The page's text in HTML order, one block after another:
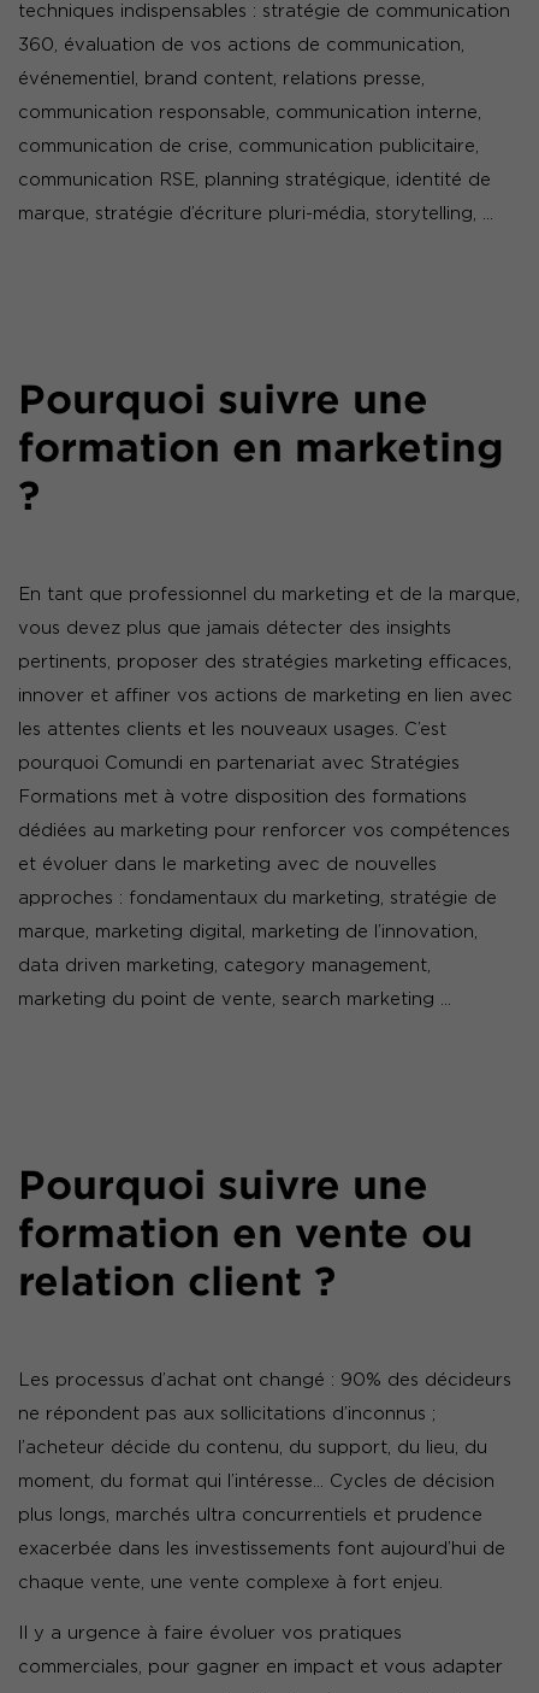
techniques indispensables : stratégie de communication
360, évaluation de vos actions de communication,
événementiel, brand content, relations presse,
communication responsable, communication interne,
communication de crise, communication publicitaire,
communication RSE, planning stratégique, identité de
marque, stratégie d’écriture pluri-média, storytelling, …
Pourquoi suivre une
formation en marketing
?
En tant que professionnel du marketing et de la marque,
vous devez plus que jamais détecter des insights
pertinents, proposer des stratégies marketing efficaces,
innover et affiner vos actions de marketing en lien avec
les attentes clients et les nouveaux usages. C’est
pourquoi Comundi en partenariat avec Stratégies
Formations met à votre disposition des formations
dédiées au marketing pour renforcer vos compétences
et évoluer dans le marketing avec de nouvelles
approches : fondamentaux du marketing, stratégie de
marque, marketing digital, marketing de l’innovation,
data driven marketing, category management,
marketing du point de vente, search marketing …
Pourquoi suivre une
formation en vente ou
relation client ?
Les processus d’achat ont changé : 90% des décideurs
ne répondent pas aux sollicitations d’inconnus ;
l’acheteur décide du contenu, du support, du lieu, du
moment, du format qui l’intéresse… Cycles de décision
plus longs, marchés ultra concurrentiels et prudence
exacerbée dans les investissements font aujourd’hui de
chaque vente, une vente complexe à fort enjeu.
Il y a urgence à faire évoluer vos pratiques
commerciales, pour gagner en impact et vous adapter